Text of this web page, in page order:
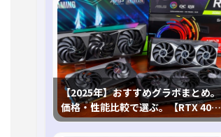
【2025年】おすすめグラボまとめ。
価格・性能比較で選ぶ。【RTX 40,
RX 7000各種に対応】